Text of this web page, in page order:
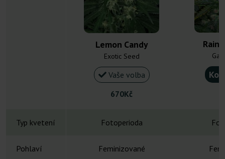
Lemon Candy
Exotic Seed
Vaše volba
670Kč
Typ kvetení Fotoperioda
Pohlaví Feminizované